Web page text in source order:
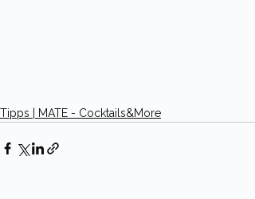
Tipps | MATE - Cocktails&More